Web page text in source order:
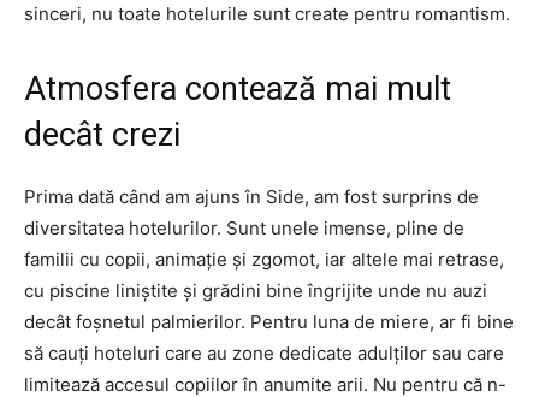
sinceri, nu toate hotelurile sunt create pentru romantism.
Atmosfera contează mai mult
decât crezi
Prima dată când am ajuns în Side, am fost surprins de
diversitatea hotelurilor. Sunt unele imense, pline de
familii cu copii, animație și zgomot, iar altele mai retrase,
cu piscine liniștite și grădini bine îngrijite unde nu auzi
decât foșnetul palmierilor. Pentru luna de miere, ar fi bine
să cauți hoteluri care au zone dedicate adulților sau care
limitează accesul copiilor în anumite arii. Nu pentru că n-